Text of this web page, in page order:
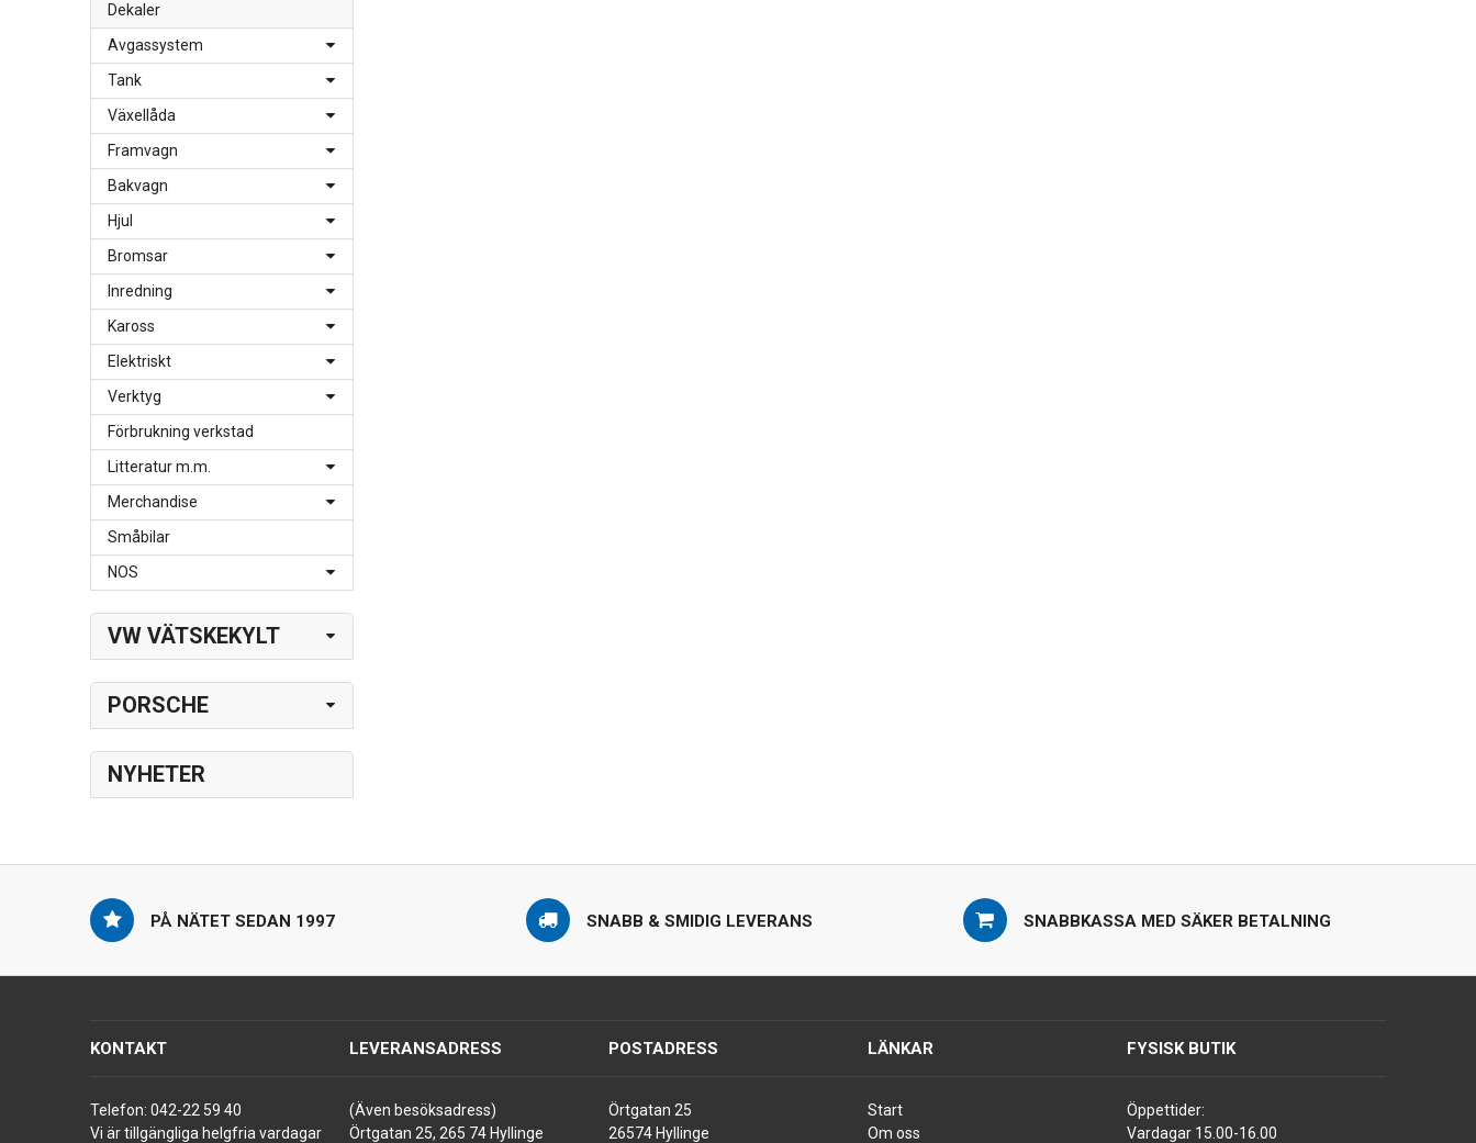
Dekaler
Avgassystem
Tank
Växellåda
Framvagn
Bakvagn
Hjul
Bromsar
Inredning
Kaross
Elektriskt
Verktyg
Förbrukning verkstad
Litteratur m.m.
Merchandise
Småbilar
NOS
VW VÄTSKEKYLT
PORSCHE
NYHETER
PÅ NÄTET SEDAN 1997 SNABB & SMIDIG LEVERANS SNABBKASSA MED SÄKER BETALNING
KONTAKT
Telefon: 042-22 59 40
Vi är tillgängliga helgfria vardagar
LEVERANSADRESS
(Även besöksadress)
Örtgatan 25, 265 74 Hyllinge
POSTADRESS
Örtgatan 25
26574 Hyllinge
LÄNKAR
Start
Om oss
FYSISK BUTIK
Öppettider:
Vardagar 15.00-16.00